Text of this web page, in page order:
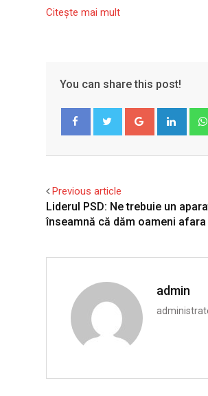
Citeşte mai mult
You can share this post!
Google+
Previous article
Liderul PSD: Ne trebuie un
înseamnă că dăm oameni afara
admin